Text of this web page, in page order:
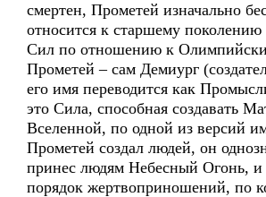
смертен, Прометей изначально
относится к старшему
Сил по отношению к
Прометей – сам Демиург
его имя переводится как
это Сила, способная создавать
Вселенной, по одной из версий
Прометей создал людей, он
принес людям Небесный Огонь, и
порядок жертвоприношений, по